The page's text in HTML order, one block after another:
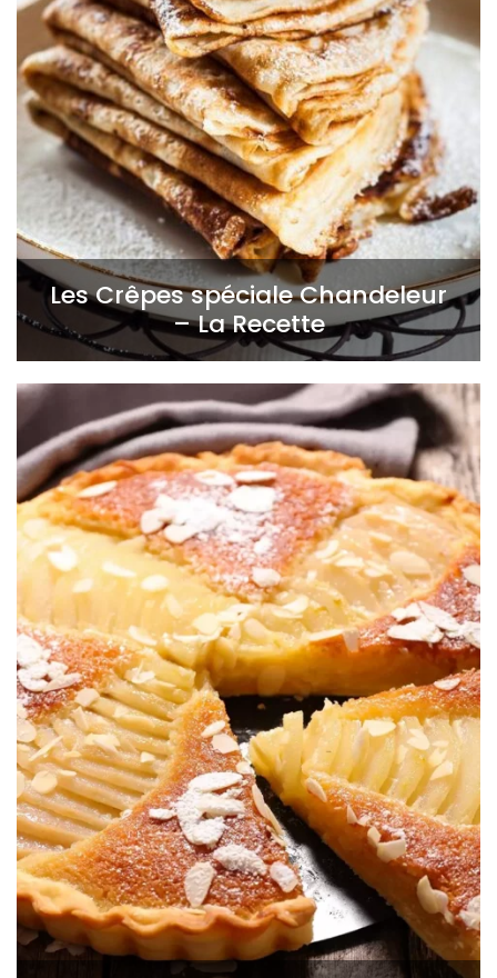
Les Crêpes spéciale Chandeleur
– La Recette